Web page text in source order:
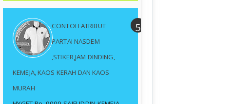
CONTOH ATRIBUT
PARTAI NASDEM
,STIKER,JAM DINDING,
KEMEJA, KAOS KERAH DAN KAOS
MURAH